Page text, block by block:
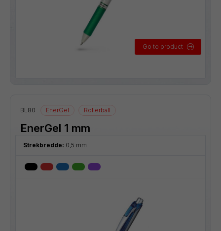
Go to product
BL80 EnerGel Rollerball
EnerGel 1 mm
Strekbredde: 0,5 mm